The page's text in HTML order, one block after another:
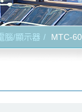
腦/顯示器 MTC-